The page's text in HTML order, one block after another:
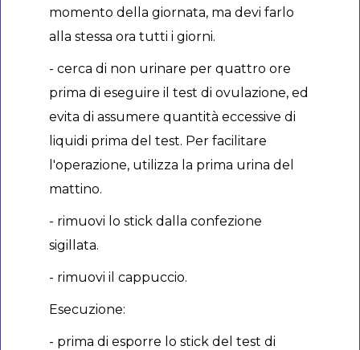
momento della giornata, ma devi farlo
alla stessa ora tutti i giorni.
- cerca di non urinare per quattro ore
prima di eseguire il test di ovulazione, ed
evita di assumere quantità eccessive di
liquidi prima del test. Per facilitare
l'operazione, utilizza la prima urina del
mattino.
- rimuovi lo stick dalla confezione
sigillata.
- rimuovi il cappuccio.
Esecuzione:
- prima di esporre lo stick del test di